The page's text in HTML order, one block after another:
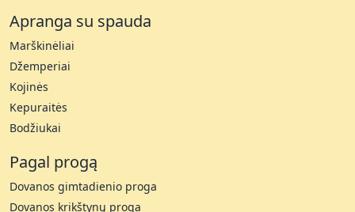
Apranga su spauda
Marškinėliai
Džemperiai
Kojinės
Kepuraitės
Bodžiukai
Pagal progą
Dovanos gimtadienio proga
Dovanos krikštynų proga